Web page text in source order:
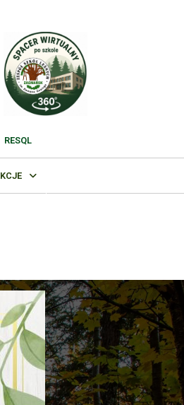
RESQL